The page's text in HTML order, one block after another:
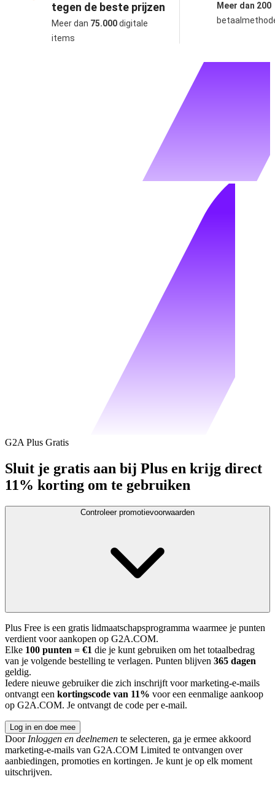
tegen de beste prijzen
Meer dan 75.000digitale
items
Meer dan 200
G2A Plus Gratis
Sluit je gratis aan bij Plus en krijg direct
11% korting om te gebruiken
Controleer promotievoorwaarden
Plus Free is een gratis lidmaatschapsprogramma waarmee je punten
verdient voor aankopen op G2A.COM.
Elke 100 punten = €1 die je kunt gebruiken om het totaalbedrag
van je volgende bestelling te verlagen. Punten blijven 365 dagen
geldig.
Iedere nieuwe gebruiker die zich inschrijft voor marketing-e-mails
ontvangt een kortingscode van 11% voor een eenmalige aankoop
op G2A.COM. Je ontvangt de code per e-mail.
Log in en doe mee
Door Inloggen en deelnemen te selecteren, ga je ermee akkoord
marketing-e-mails van G2A.COM Limited te ontvangen over
aanbiedingen, promoties en kortingen. Je kunt je op elk moment
uitschrijven.